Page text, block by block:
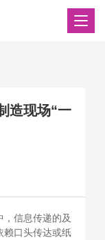
造现场“一
信息传递的及
赖口头传达或纸